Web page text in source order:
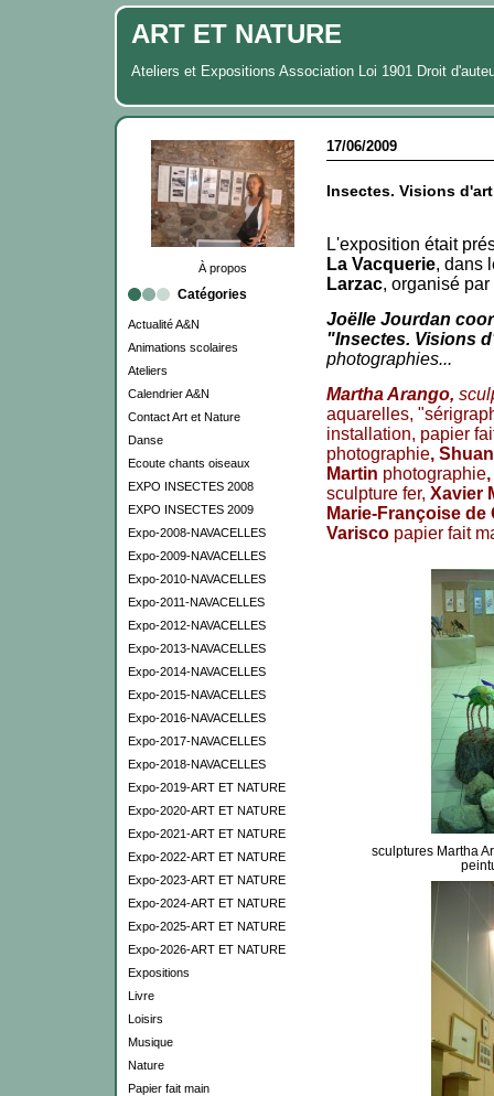
ART ET NATURE
Ateliers et Expositions Association Loi 1901 Droit
À propos
Catégories
Actualité A&N
Animations scolaires
Ateliers
Calendrier A&N
Contact Art et Nature
Danse
Ecoute chants oiseaux
EXPO INSECTES 2008
EXPO INSECTES 2009
Expo-2008-NAVACELLES
Expo-2009-NAVACELLES
Expo-2010-NAVACELLES
Expo-2011-NAVACELLES
Expo-2012-NAVACELLES
Expo-2013-NAVACELLES
Expo-2014-NAVACELLES
Expo-2015-NAVACELLES
Expo-2016-NAVACELLES
Expo-2017-NAVACELLES
Expo-2018-NAVACELLES
Expo-2019-ART ET NATURE
Expo-2020-ART ET NATURE
Expo-2021-ART ET NATURE
Expo-2022-ART ET NATURE
Expo-2023-ART ET NATURE
Expo-2024-ART ET NATURE
Expo-2025-ART ET NATURE
Expo-2026-ART ET NATURE
Expositions
Livre
Loisirs
Musique
Nature
Papier fait main
17/06/2009
Insectes. Visions
L'exposition était
La Vacquerie, dans
Larzac, organisé
Joëlle Jourdan
"Insectes. Visions
photographies...
Martha Arango,
aquarelles,
installation, papier
photographie,
Martin photographie,
sculpture fer, Xavier
Marie-Françoise de
Variscopapier fait
sculptures Martha